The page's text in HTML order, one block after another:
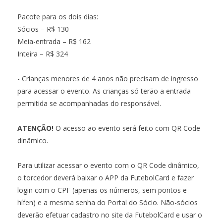
Pacote para os dois dias:
Sócios – R$ 130
Meia-entrada – R$ 162
Inteira – R$ 324
- Crianças menores de 4 anos não precisam de ingresso
para acessar o evento. As crianças só terão a entrada
permitida se acompanhadas do responsável.
ATENÇÃO! O acesso ao evento será feito com QR Code
dinâmico.
Para utilizar acessar o evento com o QR Code dinâmico,
o torcedor deverá baixar o APP da FutebolCard e fazer
login com o CPF (apenas os números, sem pontos e
hífen) e a mesma senha do Portal do Sócio. Não-sócios
deverão efetuar cadastro no site da FutebolCard e usar o